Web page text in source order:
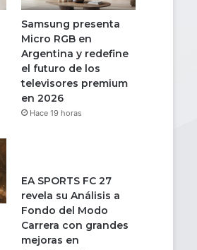
Samsung presenta
Micro RGB en
Argentina y redefine
el futuro de los
televisores premium
en 2026
Hace 19 horas
EA SPORTS FC 27
revela su Análisis a
Fondo del Modo
Carrera con grandes
mejoras en